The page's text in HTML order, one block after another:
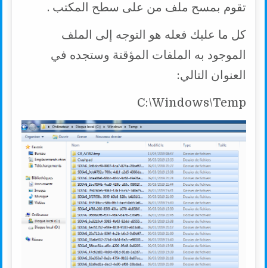
تقوم بمسح ملف من على سطح المكتب .
كل ما عليك فعله هو التوجه إلى الملف
الموجود به الملفات المؤقتة وستجده في
العنوان التالي:
C:\Windows\Temp